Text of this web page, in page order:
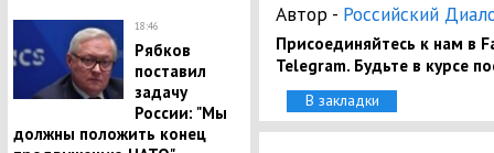
18:46
Рябков
поставил
задачу
России: "Мы
должны положить конец
Автор - Российский
Присоединяйтесь к нам в
Telegram. Будьте в курсе
В закладки